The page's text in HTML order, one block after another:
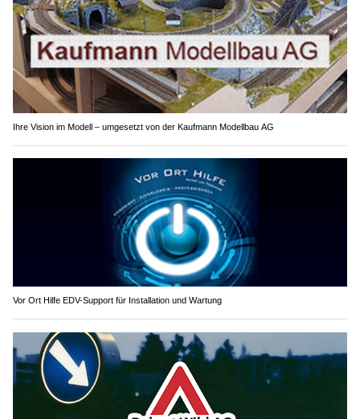
Ihre Vision im Modell – umgesetzt von der Kaufmann Modellbau AG
Vor Ort Hilfe EDV-Support für Installation und Wartung